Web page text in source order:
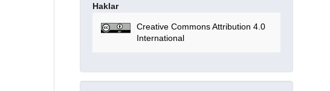
Haklar
Creative Commons Attribution 4.0
International